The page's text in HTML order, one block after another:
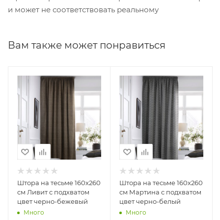
и может не соответствовать реальному
Вам также может понравиться
Штора на тесьме 160х260
см Ливит с подхватом
цвет черно-бежевый
Много
Штора на тесьме 160х260
см Мартина с подхватом
цвет черно-белый
Много